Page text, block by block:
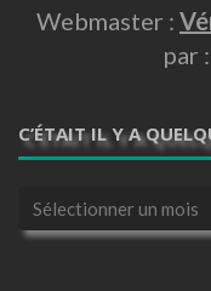
Webmaster :
par :
C’ÉTAIT IL Y A